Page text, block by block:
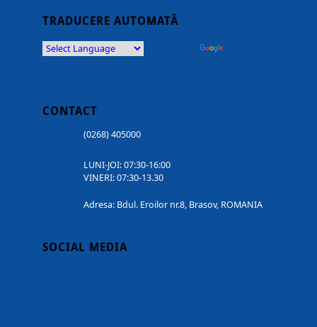
TRADUCERE AUTOMATĂ
CONTACT
(0268) 405000
LUNI-JOI: 07:30-16:00
VINERI: 07:30-13.30
Adresa: Bdul. Eroilor nr.8, Brasov, ROMANIA
SOCIAL MEDIA